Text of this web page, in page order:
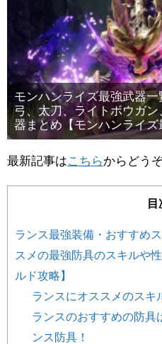
モンハンライズ最強武器
弓、太刀、ライトボウガ
器まとめ【モンハンライ
最新記事はこちらからどう
目
ランス最強装備・おすすめ
スメの最強防具のスキルや
ルド攻略】
ランスにオススメのスキ
ランスのおすすめの防具
ンス防具！